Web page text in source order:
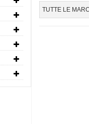
TUTTE LE